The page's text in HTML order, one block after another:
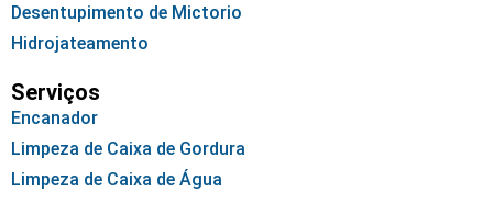
Desentupimento de Mictorio
Hidrojateamento
Serviços
Encanador
Limpeza de Caixa de Gordura
Limpeza de Caixa de Água